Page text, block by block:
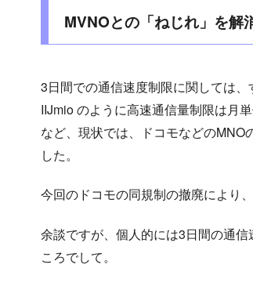
MVNOとの「ねじれ」を解
3日間での通信速度制限に関しては、
IIJmio のように高速通信量制限は月
など、現状では、ドコモなどのMNO
した。
今回のドコモの同規制の撤廃により
余談ですが、個人的には3日間の通
ころでして。